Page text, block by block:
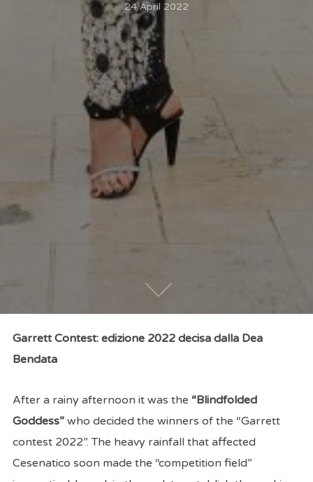
24 April 2022
Garrett Contest: edizione 2022 decisa dalla Dea
Bendata
After a rainy afternoon it was the “Blindfolded
Goddess”who decided the winners of the “Garrett
contest 2022”. The heavy rainfall that affected
Cesenatico soon made the “competition field”